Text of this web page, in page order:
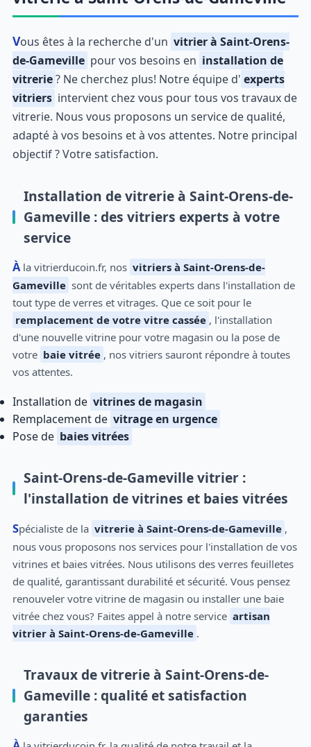
Vous êtes à la recherche d'un vitrier à Saint-Orens-
de-Gameville pour vos besoins en installation de
vitrerie? Ne cherchez plus! Notre équipe d' experts
vitriers intervient chez vous pour tous vos travaux de
vitrerie. Nous vous proposons un service de qualité,
adapté à vos besoins et à vos attentes. Notre principal
objectif ? Votre satisfaction.
Installation de vitrerie à Saint-Orens-de-
Gameville : des vitriers experts à votre
service
À la vitrierducoin.fr, nos vitriers à Saint-Orens-de-
Gameville sont de véritables experts dans l'installation de
tout type de verres et vitrages. Que ce soit pour le
remplacement de votre vitre cassée , l'installation
d'une nouvelle vitrine pour votre magasin ou la pose de
votre baie vitrée , nos vitriers sauront répondre à toutes
vos attentes.
Installation de vitrines de magasin
Remplacement de vitrage en urgence
Pose de baies vitrées
Saint-Orens-de-Gameville vitrier :
l'installation de vitrines et baies vitrées
Spécialiste de la vitrerie à Saint-Orens-de-Gameville ,
nous vous proposons nos services pour l'installation de vos
vitrines et baies vitrées. Nous utilisons des verres feuilletes
de qualité, garantissant durabilité et sécurité. Vous pensez
renouveler votre vitrine de magasin ou installer une baie
vitrée chez vous? Faites appel à notre service artisan
vitrier à Saint-Orens-de-Gameville .
Travaux de vitrerie à Saint-Orens-de-
Gameville : qualité et satisfaction
garanties